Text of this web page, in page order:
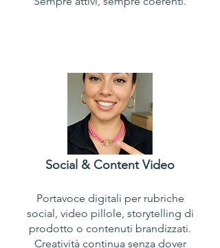
Social & Content Video
Portavoce digitali per rubriche
social, video pillole, storytelling di
prodotto o contenuti brandizzati.
Creatività continua senza dover